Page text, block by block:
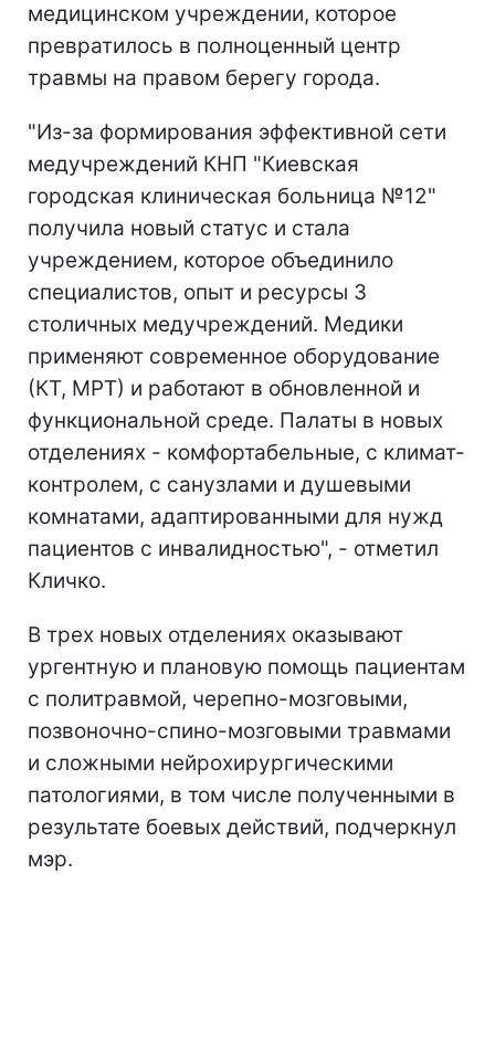
медицинском учреждении, которое
превратилось в полноценный центр
травмы на правом берегу города.
"Из-за формирования эффективной сети
медучреждений КНП "Киевская
городская клиническая больница №12"
получила новый статус и стала
учреждением, которое объединило
специалистов, опыт и ресурсы 3
столичных медучреждений. Медики
применяют современное оборудование
(КТ, МРТ) и работают в обновленной и
функциональной среде. Палаты в новых
отделениях - комфортабельные, с климат-
контролем, с санузлами и душевыми
комнатами, адаптированными для нужд
пациентов с инвалидностью", - отметил
Кличко.
В трех новых отделениях оказывают
ургентную и плановую помощь пациентам
с политравмой, черепно-мозговыми,
позвоночно-спино-мозговыми травмами
и сложными нейрохирургическими
патологиями, в том числе полученными в
результате боевых действий, подчеркнул
мэр.